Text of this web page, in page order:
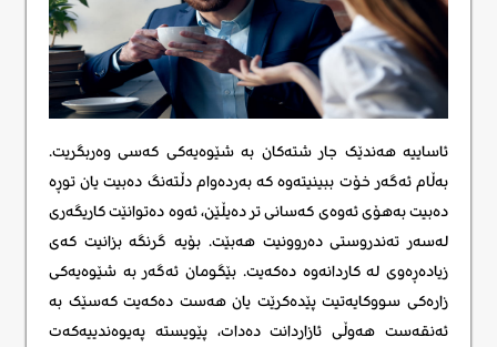
ئاساییە هەندێک جار شتەکان بە شێوەیەکی کەسی وەربگریت.
بەڵام ئەگەر خۆت ببینیتەوە کە بەردەوام دڵتەنگ دەبیت یان توڕە
دەبیت بەهۆی ئەوەی کەسانی تر دەیڵێن، ئەوە دەتوانێت کاریگەری
لەسەر تەندروستی دەروونیت هەبێت. بۆیە گرنگە بزانیت کەی
زیادەڕەوی لە کاردانەوە دەکەیت. بێگومان ئەگەر بە شێوەیەکی
زارەکی سووکایەتیت پێدەکرێت یان هەست دەکەیت کەسێک بە
ئەنقەست هەوڵی ئازاردانت دەدات، پێویستە پەیوەندییەکەت